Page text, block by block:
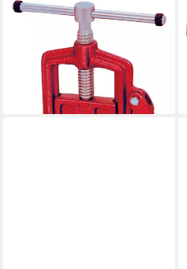
FORTIS
Schraubstock,
Rohrschraubstock
geschmiedet 1/2" - 2
104,98 €
lieferbar - in 2-3 Werktagen bei dir